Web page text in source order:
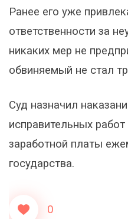
Ранее его уже
ответственности за
никаких мер не
обвиняемый не стал
Суд назначил
исправительных
заработной платы
государства.
0